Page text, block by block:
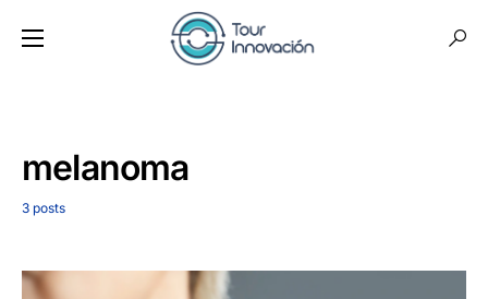
melanoma
3 posts